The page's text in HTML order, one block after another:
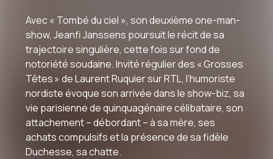
Avec « Tombé du ciel », son deuxième one-man-
show, Jeanfi Janssens poursuit le récit de sa
trajectoire singulière, cette fois sur fond de
notoriété soudaine. Invité régulier des « Grosses
Têtes » de Laurent Ruquier sur RTL, l’humoriste
nordiste évoque son arrivée dans le show-biz, sa
vie parisienne de quinquagénaire célibataire, son
attachement – débordant – à sa mère, ses
achats compulsifs et la présence de sa fidèle
Duchesse, sa chatte.